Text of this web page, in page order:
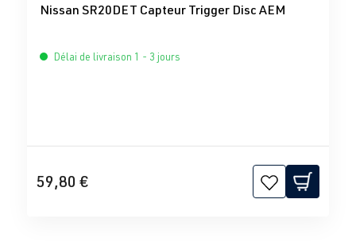
Nissan SR20DET Capteur Trigger Disc AEM
Délai de livraison 1 - 3 jours
59,80 €